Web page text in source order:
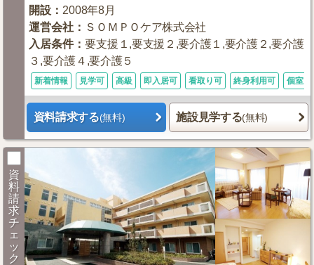
開設 ： 2008年8月
運営会社 ： ＳＯＭＰＯケア株式会社
入居条件：要支援１,要支援２,要介護１,要介護２,要介護
３,要介護４,要介護５
新着情報 見学可 高級 即入居可 看取り可 終身利用可 個室あ
資料請求する(無料) 施設見学する(無料)
資
料
請
求
チ
ェ
ッ
ク